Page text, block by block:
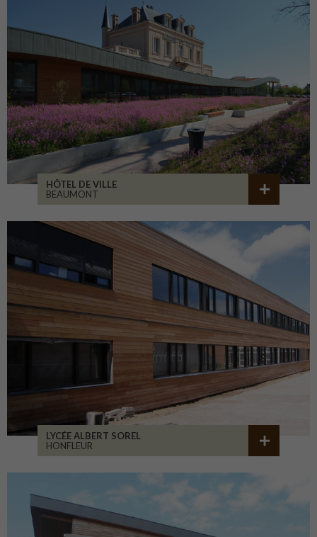
HÔTEL DE VILLE
BEAUMONT
LYCÉE ALBERT SOREL
HONFLEUR